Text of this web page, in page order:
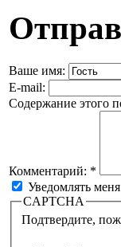
Ваше имя:
E-mail:
Содержание этого
Комментарий: *
Уведомлять
CAPTCHA
Подтвердите,